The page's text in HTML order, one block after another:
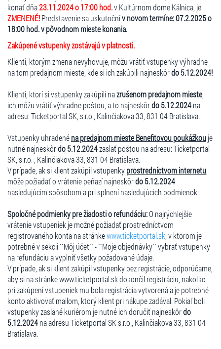
konať dňa23.11.2024 o 17:00 hod.v Kultúrnom dome Kálnica, je
ZMENENÉ!Predstavenie sa uskutočnív novom termíne: 07.2.2025 o
18:00 hod. v pôvodnom mieste konania.
Zakúpené vstupenky zostávajú v platnosti.
Klienti, ktorým zmena nevyhovuje, môžu vrátiť vstupenky výhradne
na tom predajnom mieste, kde si ich zakúpili najneskôrdo 5.12.2024!
Klienti, ktorí si vstupenky zakúpili nazrušenom predajnom mieste,
ich môžu vrátiť výhradne poštou, a to najneskôrdo 5.12.2024na
adresu: Ticketportal SK, s.r.o., Kalinčiakova 33, 831 04 Bratislava.
Vstupenky uhradenéna predajnom mieste Benefitovou poukážkouje
nutné najneskôrdo 5.12.2024zaslať poštou na adresu: Ticketportal
SK, s.r.o. , Kalinčiakova 33, 831 04 Bratislava.
V prípade, ak si klient zakúpil vstupenkyprostredníctvom internetu
môže požiadať o vrátenie peňazí najneskôrdo 5.12.2024
nasledujúcim spôsobom a pri splnení nasledujúcich podmienok:
Spoločné podmienky pre žiadosti o refundáciu:O najrýchlejšie
vrátenie vstupeniek je možné požiadať prostredníctvom
registrovaného konta na stránkewww.ticketportal.sk , v ktorom je
potrebné v sekcii ``Môj účet`` - ``Moje objednávky`` vybrať vstupenky
na refundáciu a vyplniť všetky požadované údaje.
V prípade, ak si klient zakúpil vstupenky bez registrácie, odporúčame,
aby si na stránke www.ticketportal.sk dokončil registráciu, nakoľko
pri zakúpení vstupeniek mu bola registrácia vytvorená a je potrebné
konto aktivovať mailom, ktorý klient pri nákupe zadával. Pokiaľ boli
vstupenky zaslané kuriérom je nutné ich doručiť najneskôrdo
5.12.2024na adresu Ticketportal SK s.r.o., Kalinčiakova 33, 831 04
Bratislava.